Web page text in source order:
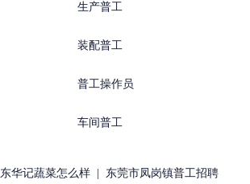
生产普工
装配普工
普工操作员
车间普工
华记蔬菜怎么样 东莞市凤岗镇普工招聘